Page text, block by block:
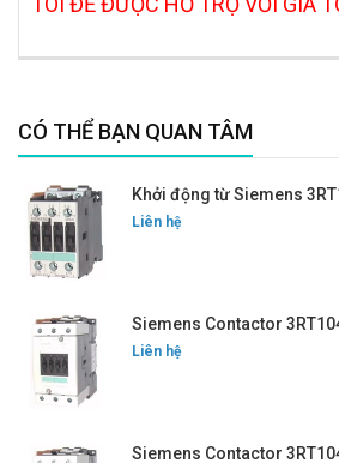
CÓ THỂ BẠN QUAN TÂM
Khởi động từ Siemens
Liên hệ
Siemens Contactor
Liên hệ
Siemens Contactor